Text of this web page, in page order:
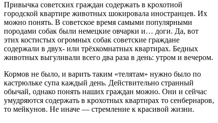
Привычка советских граждан содержать в крохотной
городской квартире животных шокировала иностранцев. Их
можно понять. В советское время самыми популярными
породами собак были немецкие овчарки и… доги. Да, вот
этих костистых огромных собак советские граждане
содержали в двух- или трёхкомнатных квартирах. Бедных
животных выгуливали всего два раза в день: утром и вечером.
Кормов не было, и варить таким «телятам» нужно было по
кастрюльке супа каждый день. Действительно странный
обычай, однако понять наших граждан можно. Они и сейчас
умудряются содержать в крохотных квартирах то сенбернаров,
то мейкунов. Не иначе — стремление к красивой жизни.